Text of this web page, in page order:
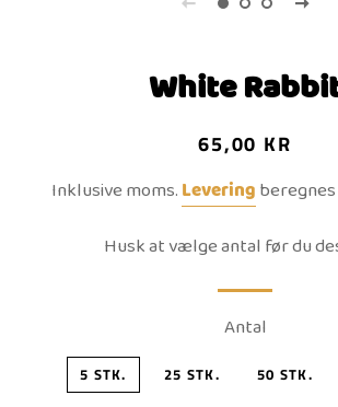
White
Normalpris
Udsalgspris
65,00 KR
Inklusive moms.Levering
Husk at vælge antal før du
Antal
5 STK. 25 STK. 50 STK.